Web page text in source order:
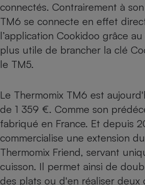
connectés. Contrairement à
TM6 se connecte en effet
l’application Cookidoo grâce
plus utile de brancher la clé
le TM5.
Le Thermomix TM6 est
de 1 359 €. Comme son
fabriqué en France. Et depuis
commercialise une extension
Thermomix Friend, servant
cuisson. Il permet ainsi de
des plats ou d'en réaliser deux